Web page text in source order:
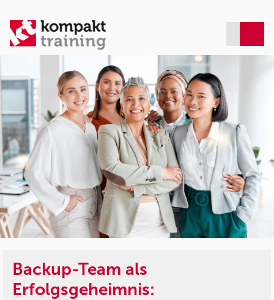
Backup-Team als
Erfolgsgeheimnis: